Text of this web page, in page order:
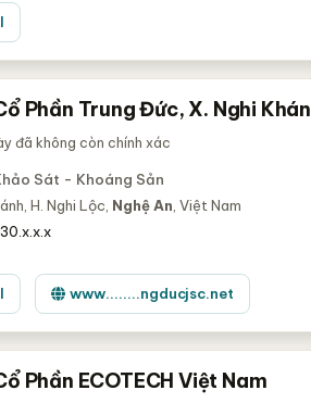
Phần Trung Đức, X. Nghi
đã không còn chính xác
Sát - Khoáng Sản
H. Nghi Lộc, Nghệ An , Việt Nam
www........ngducjsc.net
Phần ECOTECH Việt Nam